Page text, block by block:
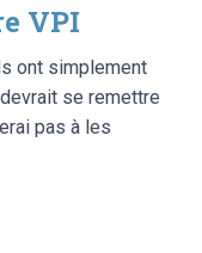
VPI
ont simplement
se remettre
pas à les